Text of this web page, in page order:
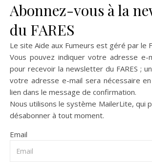
Abonnez-vous à la
du FARES
Le site Aide aux Fumeurs est géré par le
Vous pouvez indiquer votre adresse e-
pour recevoir la newsletter du FARES ;
votre adresse e-mail sera nécessaire
lien dans le message de confirmation.
Nous utilisons le système MailerLite, qui
désabonner à tout moment.
Email